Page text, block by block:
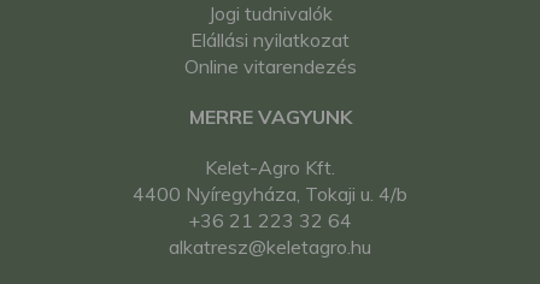
Jogi tudnivalók
Elállási nyilatkozat
Online vitarendezés
MERRE VAGYUNK
Kelet-Agro Kft.
4400 Nyíregyháza, Tokaji u. 4/b
+36 21 223 32 64
alkatresz@keletagro.hu